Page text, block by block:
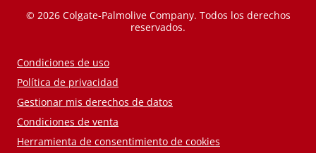
© 2026 Colgate-Palmolive Company. Todos los derechos
reservados.
Condiciones de uso
Política de privacidad
Gestionar mis derechos de datos
Condiciones de venta
Herramienta de consentimiento de cookies